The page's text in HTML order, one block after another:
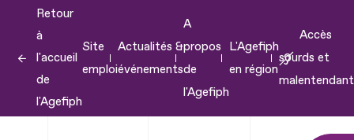
contenu
Retour
à
l'accueil
de
l'Agefiph
Site
emploi
Actualités &
événements
A
propos
de
l'Agefiph
L'Agefiph
en région
Accès
sourds et